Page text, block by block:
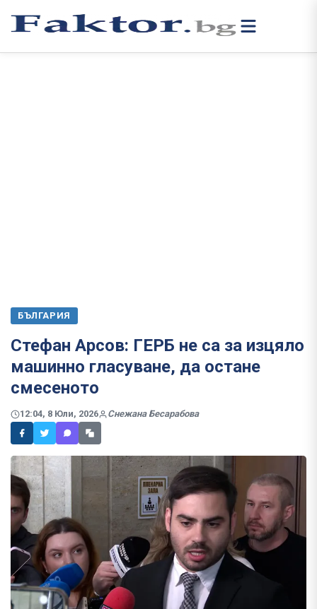
БЪЛГАРИЯ
Стефан Арсов: ГЕРБ не са за изцяло
машинно гласуване, да остане
смесеното
12:04, 8 Юли, 2026 Снежана Бесарабова